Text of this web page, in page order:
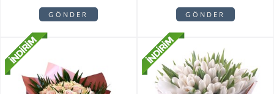
GÖNDER GÖNDER